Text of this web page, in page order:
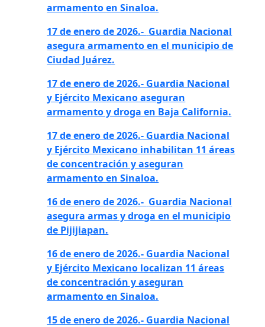
armamento en Sinaloa.
17 de enero de 2026.- Guardia Nacional
asegura armamento en el municipio de
Ciudad Juárez.
17 de enero de 2026.- Guardia Nacional
y Ejército Mexicano aseguran
armamento y droga en Baja California.
17 de enero de 2026.- Guardia Nacional
y Ejército Mexicano inhabilitan 11 áreas
de concentración y aseguran
armamento en Sinaloa.
16 de enero de 2026.- Guardia Nacional
asegura armas y droga en el municipio
de Pijijiapan.
16 de enero de 2026.- Guardia Nacional
y Ejército Mexicano localizan 11 áreas
de concentración y aseguran
armamento en Sinaloa.
15 de enero de 2026.- Guardia Nacional